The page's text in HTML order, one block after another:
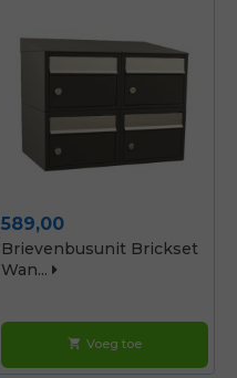
Prijs
589,00
Brievenbusunit Brickset
Wan...
shopping_cart Voeg toe